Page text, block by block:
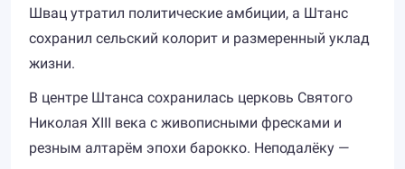
Швац утратил политические амбиции, а Штанс
сохранил сельский колорит и размеренный уклад
жизни.
В центре Штанса сохранилась церковь Святого
Николая XIII века с живописными фресками и
резным алтарём эпохи барокко. Неподалёку —